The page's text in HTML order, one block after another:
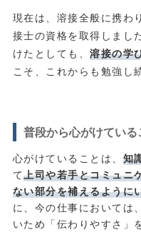
現在は、溶接全般に携わ
接士の資格を取得しまし
けたとしても、溶接の学
こそ、これからも勉強し
普段から心がけている
心がけていることは、 知
て上司や若手とコミュニ
ない部分を補えるように
に、今の仕事においては
いため「伝わりやすさ」